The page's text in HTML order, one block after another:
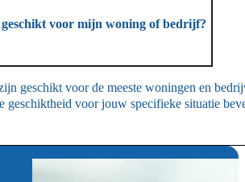
voor mijn woning of bedrijf?
geschikt voor de meeste woningen en
geschiktheid voor jouw specifieke situatie